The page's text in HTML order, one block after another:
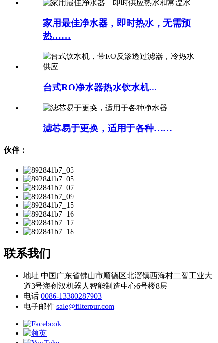
家用最佳净水器，即时热水，无需预
热……
台式RO净水器热水饮水机...
滤芯易于更换，适用于各种……
伙伴：
联系我们
地址 中国广东省佛山市顺德区北滘镇西海村二智工业大
道3号海创汉机器人智能制造中心6号楼8层
电话 0086-13380287903
电子邮件 sale@filterpur.com